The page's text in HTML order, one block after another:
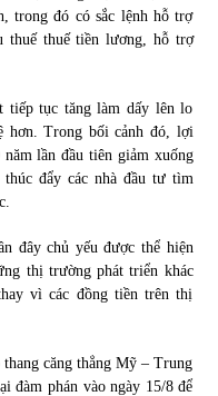
trong đó có sắc lệnh hỗ trợ
thuế thuế tiền lương, hỗ trợ
tiếp tục tăng làm dấy lên lo
hơn. Trong bối cảnh đó, lợi
lần đầu tiên giảm xuống
đẩy các nhà đầu tư tìm
đây chủ yếu được thể hiện
thị trường phát triển khác
vì các đồng tiền trên thị
căng thẳng Mỹ – Trung
đàm phán vào ngày 15/8 để